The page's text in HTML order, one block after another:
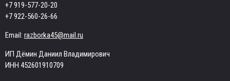
+7 919-577-20-20
+7 922-560-26-66
Email: razborka45@mail.ru
ИП Дёмин Даниил Владимирович
ИНН 452601910709